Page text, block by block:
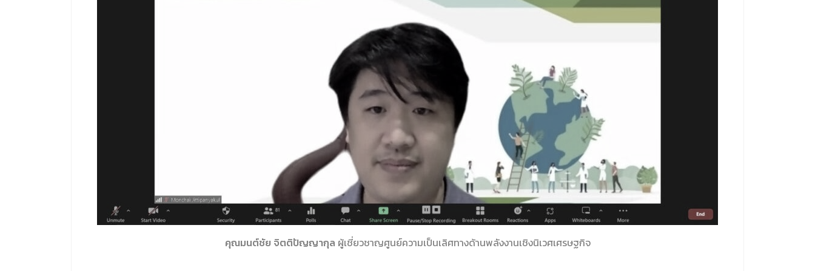
คุณมนต์ชัย จิตติปัญญากุล ผู้เชี่ยวชาญศูนย์ความเป็นเลิศทางด้านพลังงานเชิงนิเวศเศรษฐกิจ